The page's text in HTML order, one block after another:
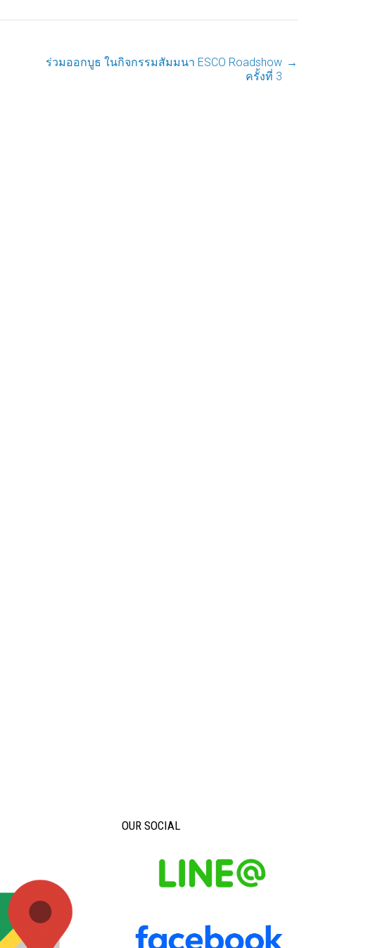
ร่วมออกบูธ ในกิจกรรมสัมมนา ESCO Roadshow
ครั้งที่ 3
→
OUR SOCIAL